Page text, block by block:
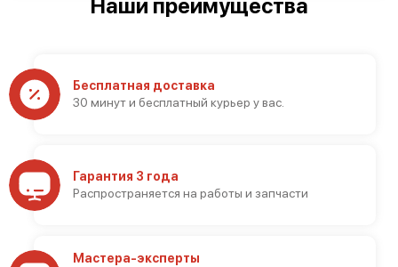
Наши преимущества
Бесплатная доставка
30 минут и бесплатный курьер у вас.
Гарантия 3 года
Распространяется на работы и запчасти
Мастера-эксперты